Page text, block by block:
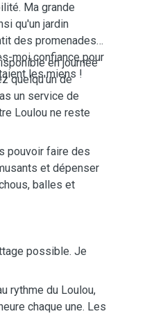
Ma grande
qu'un jardin
des promenades
moi confiance pour
les miens !
en journée
quelqu'un de
un service de
Loulou ne reste
pouvoir faire des
et dépenser
balles et
possible. Je
rythme du Loulou,
chaque une. Les